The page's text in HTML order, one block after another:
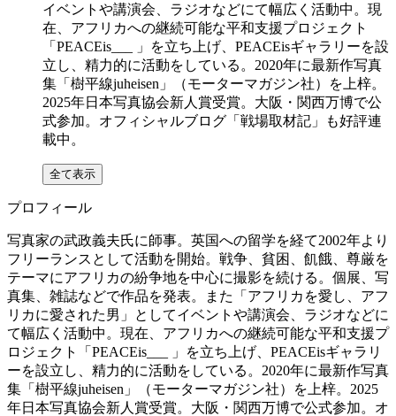
イベントや講演会、ラジオなどにて幅広く活動中。現
在、アフリカへの継続可能な平和支援プロジェクト
「PEACEis___ 」を立ち上げ、PEACEisギャラリーを設
立し、精力的に活動をしている。2020年に最新作写真
集「樹平線juheisen」（モーターマガジン社）を上梓。
2025年日本写真協会新人賞受賞。大阪・関西万博で公
式参加。オフィシャルブログ「戦場取材記」も好評連
載中。
全て表示
プロフィール
写真家の武政義夫氏に師事。英国への留学を経て2002年より
フリーランスとして活動を開始。戦争、貧困、飢餓、尊厳を
テーマにアフリカの紛争地を中心に撮影を続ける。個展、写
真集、雑誌などで作品を発表。また「アフリカを愛し、アフ
リカに愛された男」としてイベントや講演会、ラジオなどに
て幅広く活動中。現在、アフリカへの継続可能な平和支援プ
ロジェクト「PEACEis___ 」を立ち上げ、PEACEisギャラリ
ーを設立し、精力的に活動をしている。2020年に最新作写真
集「樹平線juheisen」（モーターマガジン社）を上梓。2025
年日本写真協会新人賞受賞。大阪・関西万博で公式参加。オ